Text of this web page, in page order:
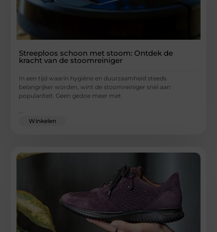
Streeploos schoon met stoom: Ontdek de
kracht van de stoomreiniger
In een tijd waarin hygiëne en duurzaamheid steeds
belangrijker worden, wint de stoomreiniger snel aan
populariteit. Geen gedoe meer met
...
Winkelen